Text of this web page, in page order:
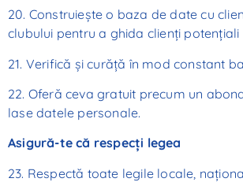
20. Construiește o baza de date cu
clubului pentru a ghida clienți
21. Verifică și curăță în mod constant
22. Oferă ceva gratuit precum un
lase datele personale.
Asigură-te că respecți legea
23. Respectă toate legile locale,